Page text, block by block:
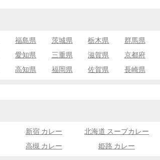
福島県 茨城県 栃木県 群馬県
愛知県 三重県 滋賀県 京都府
高知県 福岡県 佐賀県 長崎県
新宿 カレー 北海道 スープカレー
高槻 カレー 姫路 カレー